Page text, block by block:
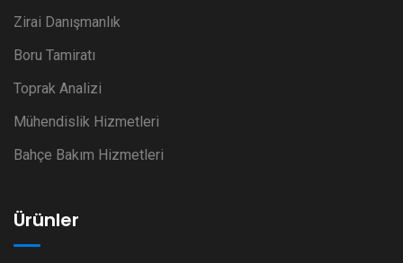
Zirai Danışmanlık
Boru Tamiratı
Toprak Analizi
Mühendislik Hizmetleri
Bahçe Bakım Hizmetleri
Ürünler